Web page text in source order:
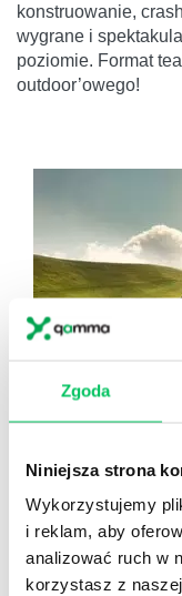
Zgoda
Niniejsza strona
Wykorzystujemy
i reklam, aby
analizować ruch w
korzystasz z
konstruowanie,
wygrane i
poziomie. Format
outdoor’owego!
WYŚCIG, W
Nie wiadomo co
pojazdów czy